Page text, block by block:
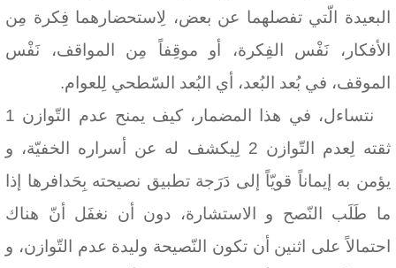
البعيدة الّتي تفصلهما عن بعض، لِاستحضارهما فِكرة مِن
الأفكار، نَفْس الفِكرة، أو موقِفاً مِن المواقف، نَفْس
الموقف، في بُعد البُعد، أي البُعد السّطحي لِلعوام.
نتساءل، في هذا المضمار، كيف يمنح عدم التّوازن 1
ثقته لِعدم التّوازن 2 لِيكشف له عن أسراره الخفيّة، و
يؤمن به إيماناً قويّاً إلى دَرَجة تطبيق نصيحته بِحَدافرها إذا
ما طَلَب النّصح و الاستشارة، دون أن نغفَل أنّ هناك
احتمالاً على اثنين أن تكون النّصيحة وليدة عدم التّوازن، و